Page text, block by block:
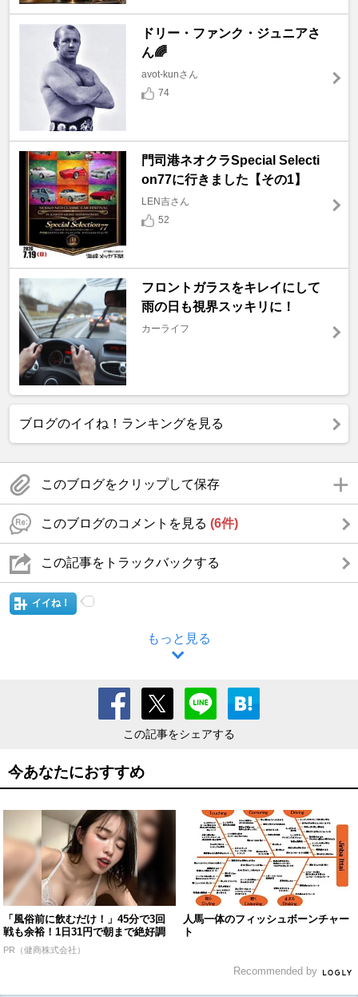
ドリー・ファンク・ジュニアさ
ん🌈
avot-kunさん
74
門司港ネオクラSpecial Selecti
on77に行きました【その1】
LEN吉さん
52
フロントガラスをキレイにして
雨の日も視界スッキリに！
カーライフ
ブログのイイね！ランキングを見る
このブログをクリップして保存
このブログのコメントを見る (6件)
この記事をトラックバックする
イイね！
もっと見る
この記事をシェアする
今あなたにおすすめ
「風俗前に飲むだけ！」45分で3回
戦も余裕！1日31円で朝まで絶好調
PR（健商株式会社）
人馬一体のフィッシュボーンチャー
ト
Recommended by